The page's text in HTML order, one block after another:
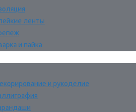
ленты
и пайка
и рукоделие